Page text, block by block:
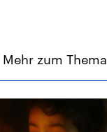
Mehr zum Thema